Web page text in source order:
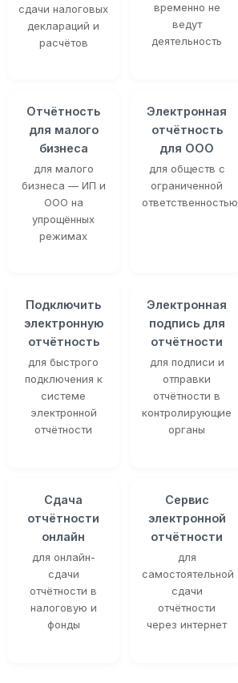
сдачи налоговых
деклараций и
расчётов
временно не
ведут
деятельность
Отчётность
для малого
бизнеса
для малого
бизнеса — ИП и
ООО на
упрощённых
режимах
Электронная
отчётность
для ООО
для обществ с
ограниченной
ответственностью
Подключить
электронную
отчётность
для быстрого
подключения к
системе
электронной
отчётности
Электронная
подпись для
отчётности
для подписи и
отправки
отчётности в
контролирующие
органы
Сдача
отчётности
онлайн
для онлайн-
сдачи
отчётности в
налоговую и
фонды
Сервис
электронной
отчётности
для
самостоятельной
сдачи
отчётности
через интернет